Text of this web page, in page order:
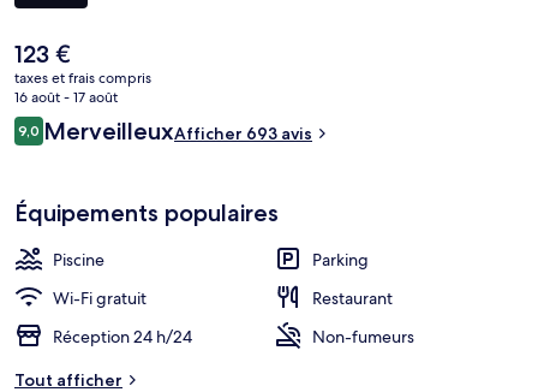
Sol et Plaza Mayor se trouvent par ailleurs à moins de 15 minutes à
se trouvent à une courte distance de marche : Station Plaza de
España est à 5 minutes à pied et Station Noviciado, à 5 minutes.
Le
prix
actuel
est
de
123 €
taxes et frais compris
16 août - 17 août
Avis
voyageurs
9,09,0 sur 10
MerveilleuxAfficher 693 avis
Équipements populaires
Piscine
Parking
Wi-Fi gratuit
Restaurant
Réception 24 h/24
Non-fumeurs
Tout afficher